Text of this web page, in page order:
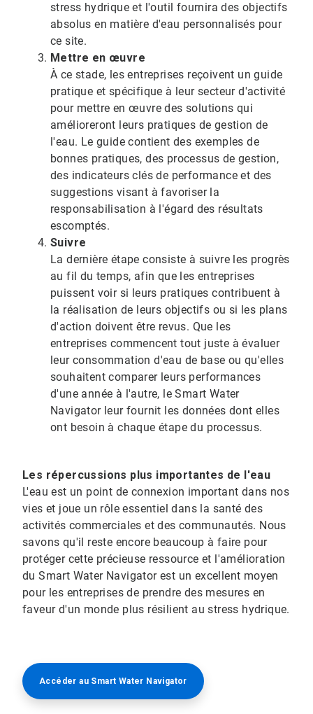
stress hydrique et l'outil fournira des objectifs
absolus en matière d'eau personnalisés pour
ce site.
Mettre en œuvre
À ce stade, les entreprises reçoivent un guide
pratique et spécifique à leur secteur d'activité
pour mettre en œuvre des solutions qui
amélioreront leurs pratiques de gestion de
l'eau. Le guide contient des exemples de
bonnes pratiques, des processus de gestion,
des indicateurs clés de performance et des
suggestions visant à favoriser la
responsabilisation à l'égard des résultats
escomptés.​​​​​​​
Suivre
La dernière étape consiste à suivre les progrès
au fil du temps, afin que les entreprises
puissent voir si leurs pratiques contribuent à
la réalisation de leurs objectifs ou si les plans
d'action doivent être revus.​​​​​​​ Que les
entreprises commencent tout juste à évaluer
leur consommation d'eau de base ou qu'elles
souhaitent comparer leurs performances
d'une année à l'autre, le Smart Water
Navigator leur fournit les données dont elles
ont besoin à chaque étape du processus.
Les répercussions plus importantes de l'eau
L'eau est un point de connexion important dans nos
vies et joue un rôle essentiel dans la santé des
activités commerciales et des communautés. Nous
savons qu'il reste encore beaucoup à faire pour
protéger cette précieuse ressource et l'amélioration
du Smart Water Navigator est un excellent moyen
pour les entreprises de prendre des mesures en
faveur d'un monde plus résilient au stress hydrique.
Accéder au Smart Water Navigator​​​​​​​